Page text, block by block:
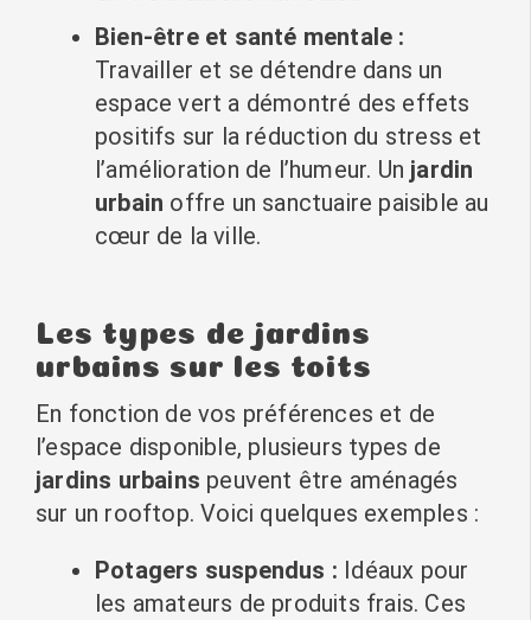
Bien-être et santé mentale :
Travailler et se détendre dans un
espace vert a démontré des effets
positifs sur la réduction du stress et
l’amélioration de l’humeur. Un jardin
urbain offre un sanctuaire paisible au
cœur de la ville.
Les types de jardins
urbains sur les toits
En fonction de vos préférences et de
l’espace disponible, plusieurs types de
jardins urbains peuvent être aménagés
sur un rooftop. Voici quelques exemples :
Potagers suspendus : Idéaux pour
les amateurs de produits frais. Ces